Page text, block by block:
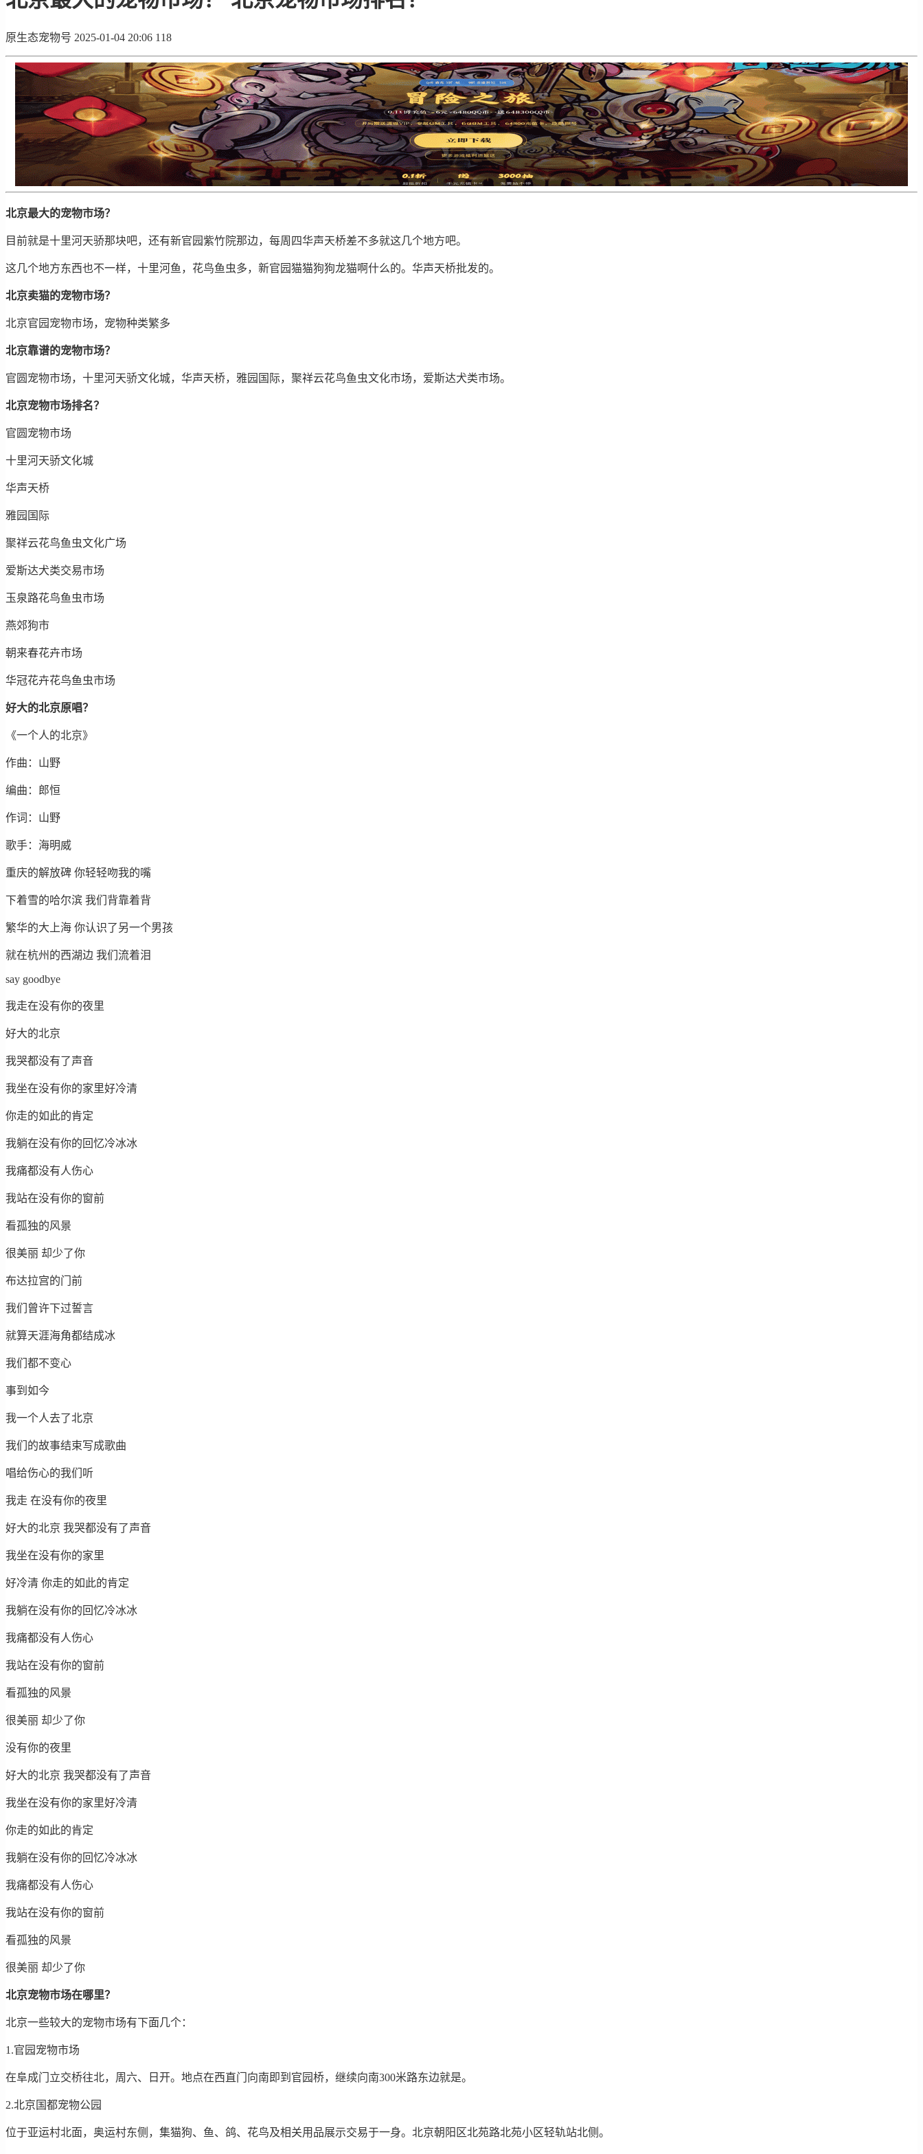
原生态宠物号 2025-01-04 20:06 118
北京最大的宠物市场？
目前就是十里河天骄那块吧，还有新官园紫竹院那边，每周四华声天桥差不多就这几个地方吧。
这几个地方东西也不一样，十里河鱼，花鸟鱼虫多，新官园猫猫狗狗龙猫啊什么的。华声天桥批发的。
北京卖猫的宠物市场？
北京官园宠物市场，宠物种类繁多
北京靠谱的宠物市场？
官圆宠物市场，十里河天骄文化城，华声天桥，雅园国际，聚祥云花鸟鱼虫文化市场，爱斯达犬类市场。
北京宠物市场排名？
官圆宠物市场
十里河天骄文化城
华声天桥
雅园国际
聚祥云花鸟鱼虫文化广场
爱斯达犬类交易市场
玉泉路花鸟鱼虫市场
燕郊狗市
朝来春花卉市场
华冠花卉花鸟鱼虫市场
好大的北京原唱？
《一个人的北京》
作曲：山野
编曲：郎恒
作词：山野
歌手：海明威
重庆的解放碑 你轻轻吻我的嘴
下着雪的哈尔滨 我们背靠着背
繁华的大上海 你认识了另一个男孩
就在杭州的西湖边 我们流着泪
say goodbye
我走在没有你的夜里
好大的北京
我哭都没有了声音
我坐在没有你的家里好冷清
你走的如此的肯定
我躺在没有你的回忆冷冰冰
我痛都没有人伤心
我站在没有你的窗前
看孤独的风景
很美丽 却少了你
布达拉宫的门前
我们曾许下过誓言
就算天涯海角都结成冰
我们都不变心
事到如今
我一个人去了北京
我们的故事结束写成歌曲
唱给伤心的我们听
我走 在没有你的夜里
好大的北京 我哭都没有了声音
我坐在没有你的家里
好冷清 你走的如此的肯定
我躺在没有你的回忆冷冰冰
我痛都没有人伤心
我站在没有你的窗前
看孤独的风景
很美丽 却少了你
没有你的夜里
好大的北京 我哭都没有了声音
我坐在没有你的家里好冷清
你走的如此的肯定
我躺在没有你的回忆冷冰冰
我痛都没有人伤心
我站在没有你的窗前
看孤独的风景
很美丽 却少了你
北京宠物市场在哪里？
北京一些较大的宠物市场有下面几个：
1.官园宠物市场
在阜成门立交桥往北，周六、日开。地点在西直门向南即到官园桥，继续向南300米路东边就是。
2.北京国都宠物公园
位于亚运村北面，奥运村东侧，集猫狗、鱼、鸽、花鸟及相关用品展示交易于一身。北京朝阳区北苑路北苑小区轻轨站北侧。